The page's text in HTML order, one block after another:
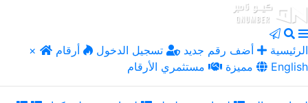
× الرئيسية أضف رقم جديد تسجيل الدخول
أرقام
مميزة
مستثمري الأرقام English